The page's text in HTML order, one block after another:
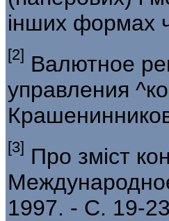
інших формах
[2] Валютное
управления
[3] Про зміст
1997. - С. 19-